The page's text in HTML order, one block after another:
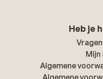
Heb je
Mijn
Algemene